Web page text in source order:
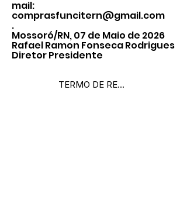
mail:
comprasfuncitern@gmail.com
.
Mossoró/RN, 07 de Maio de 2026
Rafael Ramon Fonseca Rodrigues
Diretor Presidente
TERMO DE REFERENCIA